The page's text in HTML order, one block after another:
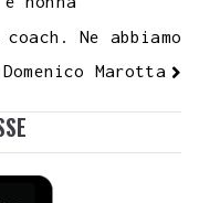
Ne abbiamo
Marotta